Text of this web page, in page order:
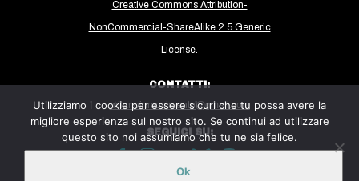
Creative Commons Attribution-
NonCommercial-ShareAlike 2.5 Generic
License.
CONTATTI:
milanoinmovimento@gmail.com
SEGUICI SU:
Utilizziamo i cookie per essere sicuri che tu possa avere la
migliore esperienza sul nostro sito. Se continui ad utilizzare
questo sito noi assumiamo che tu ne sia felice.
Ok